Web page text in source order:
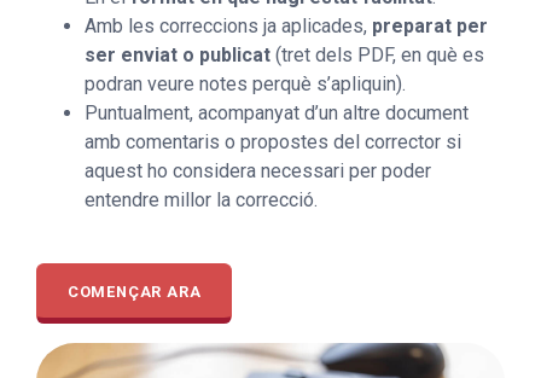
Amb les correccions ja aplicades, preparat per
ser enviat o publicat (tret dels PDF, en què es
podran veure notes perquè s’apliquin).
Puntualment, acompanyat d’un altre document
amb comentaris o propostes del corrector si
aquest ho considera necessari per poder
entendre millor la correcció.
COMENÇAR ARA